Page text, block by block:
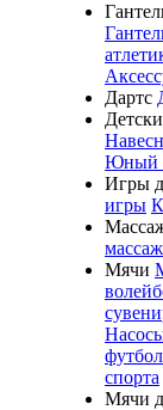
Дартс
Юный
Игры
игры
Мячи
спорта
Мячи